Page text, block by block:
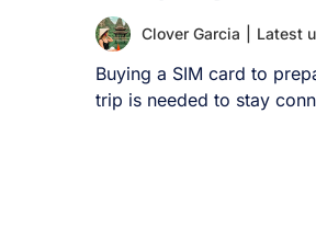
Clover Garcia Latest
Buying a SIM card to
trip is needed to stay